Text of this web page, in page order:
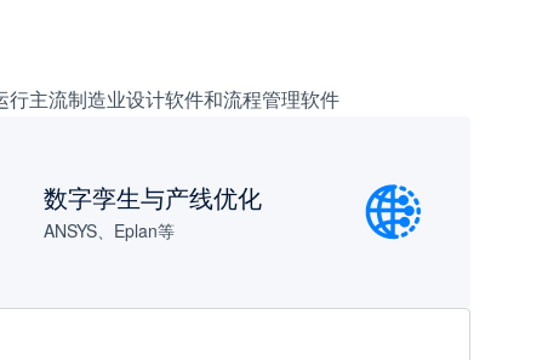
主流制造业设计软件和流程管理软件
数字孪生与产线优化
ANSYS、Eplan等